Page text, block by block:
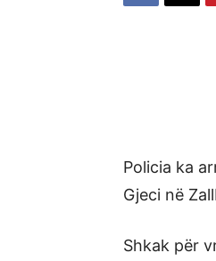
Policia ka
Gjeci në
Shkak për